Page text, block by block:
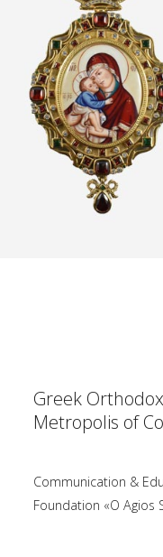
Greek Orthodox
Metropolis of
Communication &
Foundation «O Agios